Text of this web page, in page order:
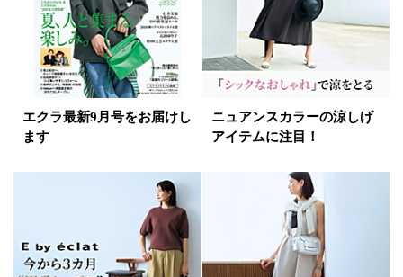
ゴールド シルバー マルチ
エクラ最新9月号をお届けし
ます
ニュアンスカラーの涼しげ
アイテムに注目！